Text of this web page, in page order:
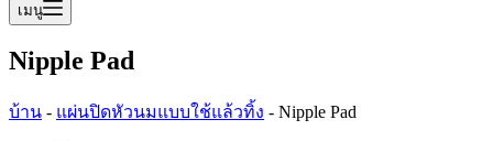
เมนู
Nipple Pad
บ้าน - แผ่นปิดหัวนมแบบใช้แล้วทิ้ง - Nipple Pad